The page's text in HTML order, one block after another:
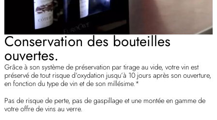
Conservation des bouteilles
ouvertes.
Grâce à son système de préservation par tirage au vide, votre vin est
préservé de tout risque d’oxydation jusqu’à 10 jours après son ouverture,
en fonction du type de vin et de son millésime.*
Pas de risque de perte, pas de gaspillage et une montée en gamme de
votre offre de vins au verre.